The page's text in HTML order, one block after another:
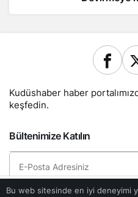
Bu web sitesinde en iyi deneyimi
Kudüshaber haber
keşfedin.
Bültenimize Katılın
Hemen ücretsiz üye olun ve yeni